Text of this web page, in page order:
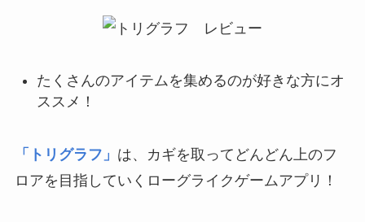
たくさんのアイテムを集めるのが好きな方にオ
ススメ！
「トリグラフ」 は、カギを取ってどんどん上のフ
ロアを目指していくローグライクゲームアプリ！